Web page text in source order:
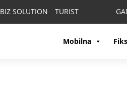
BIZ SOLUTION TURIST
Mobilna